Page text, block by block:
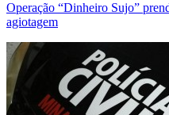
Operação “Dinheiro Sujo”
agiotagem